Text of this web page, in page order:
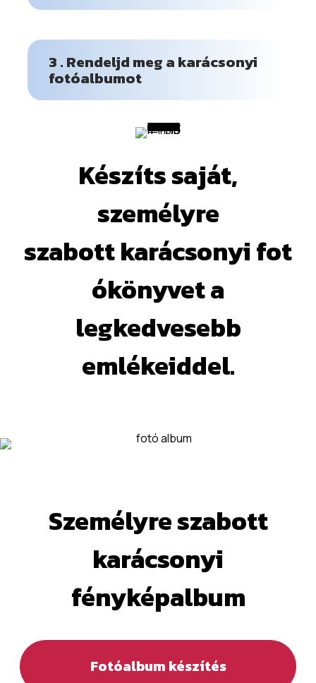
3 . Rendeljd meg a karácsonyi
fotóalbumot
Készíts saját,
személyre
szabott karácsonyi fot
ókönyvet a
legkedvesebb
emlékeiddel.
Személyre szabott
karácsonyi
fényképalbum
Fotóalbum készítés